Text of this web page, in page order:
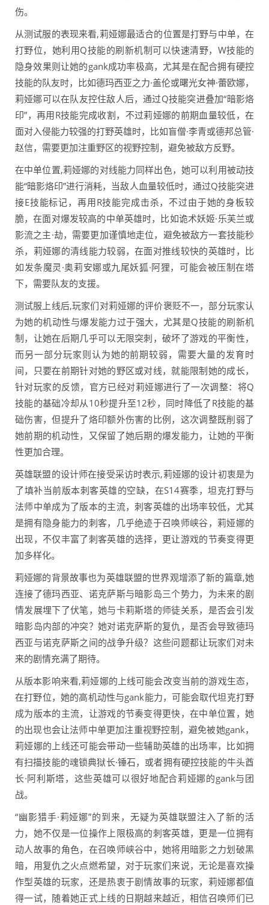
伤。
从测试服的表现来看,莉娅娜最适合的位置是打野与中单，在
打野位，她利用Q技能的刷新机制可以快速清野，W技能的
隐身效果则让她的gank成功率极高，尤其是在配合拥有硬控
技能的队友时，比如德玛西亚之力·盖伦或曙光女神·蕾欧娜，
莉娅娜可以在队友控住敌人后，通过Q技能突进叠加“暗影烙
印”，再用R技能完成收割，不过莉娅娜的前期血量较低，在
面对入侵能力较强的打野英雄时，比如盲僧·李青或德邦总管·
赵信，需要更加注重野区的视野控制，避免被敌方反野。
在中单位置,莉娅娜的对线能力同样出色，她可以利用被动技
能“暗影烙印”进行消耗，当敌人血量较低时，通过Q技能突进
接E技能标记，再用R技能完成击杀，不过由于她的身板较
脆，在面对爆发较高的中单英雄时，比如诡术妖姬·乐芙兰或
影流之主·劫，需要更加谨慎地走位，避免被敌方一套技能秒
杀，莉娅娜的清线能力较弱，在面对推线较快的英雄时，比
如发条魔灵·奥莉安娜或九尾妖狐·阿狸，可能会被压制在塔
下，需要队友的支援。
测试服上线后,玩家们对莉娅娜的评价褒贬不一，部分玩家认
为她的机动性与爆发能力过于强大，尤其是Q技能的刷新机
制，让她在后期几乎可以无限突刺，破坏了游戏的平衡性，
而另一部分玩家则认为她的前期较弱，需要大量的发育时
间，只要在前期针对她的野区或对线，就能限制她的成长，
针对玩家的反馈，官方已经对莉娅娜进行了一次调整：将Q
技能的基础冷却从10秒提升至12秒，同时降低了R技能的基
础伤害，但提升了烙印额外伤害的比例，这次调整既削弱了
她前期的机动性，又保留了她后期的爆发能力，让她的平衡
性更加合理。
英雄联盟的设计师在接受采访时表示,莉娅娜的设计初衷是为
了填补当前版本刺客英雄的空缺，在S14赛季，坦克打野与
法师中单成为了版本的主流，刺客英雄的出场率较低，尤其
是拥有隐身能力的刺客，几乎绝迹于召唤师峡谷，莉娅娜的
出现，不仅丰富了刺客英雄的选择，更让游戏的节奏变得更
加多样化。
莉娅娜的背景故事也为英雄联盟的世界观增添了新的篇章,她
连接了德玛西亚、诺克萨斯与暗影岛三个势力，为未来的剧
情发展埋下了伏笔，她与卡莉斯塔的师徒关系，是否会引发
暗影岛内部的冲突？她对诺克萨斯的复仇，是否会导致德玛
西亚与诺克萨斯之间的战争升级？这些问题都让玩家们对未
来的剧情充满了期待。
从版本影响来看,莉娅娜的上线可能会改变当前的游戏生态，
在打野位，她的高机动性与gank能力，可能会取代坦克打野
成为版本的主流，让游戏的节奏变得更快，在中单位置，她
的出现也会让法师中单更加注重视野控制，避免被她gank，
莉娅娜的上线还可能会带动一些辅助英雄的出场率，比如拥
有扫描技能的魂锁典狱长·锤石，或者拥有硬控技能的牛头酋
长·阿利斯塔，这些英雄可以很好地配合莉娅娜的gank与团
战。
“幽影猎手·莉娅娜”的到来，无疑为英雄联盟注入了新的活
力，她不仅是一位操作上限极高的刺客英雄，更是一位拥有
动人故事的角色，在召唤师峡谷中，她将用暗影之力划破黑
暗，用复仇之火点燃希望，对于玩家们来说，无论是喜欢操
作型英雄的玩家，还是热衷于剧情故事的玩家，莉娅娜都值
得一试，随着她正式上线的日期越来越近，相信召唤师们已